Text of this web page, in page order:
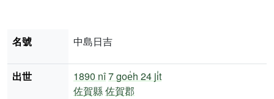
名號 中島日吉
出世 1890 nî7 goe̍h 24 ji̍t
佐賀縣佐賀郡